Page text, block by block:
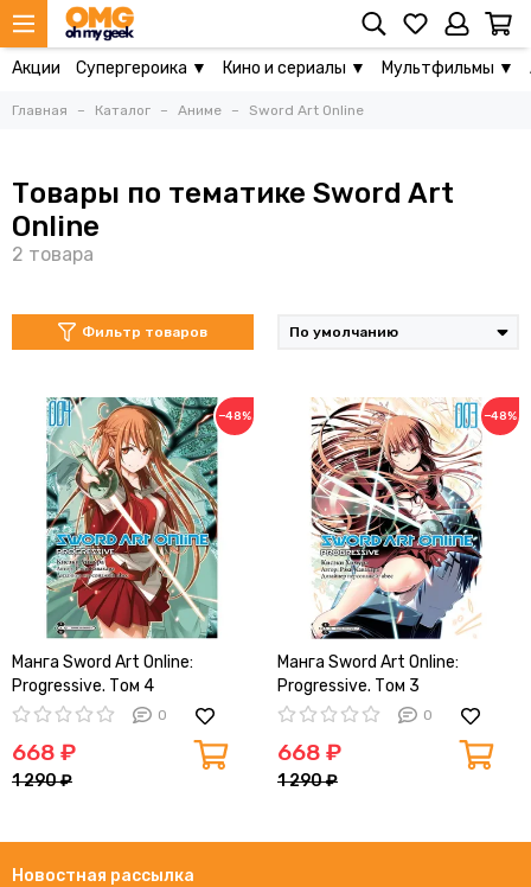
Акции Супергероика ▼ Кино и сериалы ▼ Мультфильмы ▼
Главная Каталог Аниме Sword Art Online
Товары по тематике Sword Art
Online
Фильтр товаров
−48%
Манга Sword Art Online:
Progressive. Том 4
0
668 ₽
1 290 ₽
−48%
Манга Sword Art Online:
Progressive. Том 3
0
668 ₽
1 290 ₽
Новостная рассылка